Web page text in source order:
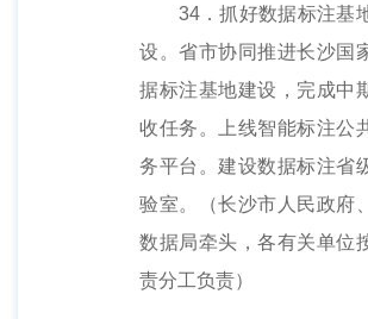
34．抓好数据标注基
设。省市协同推进长沙国
据标注基地建设，完成中
收任务。上线智能标注公
务平台。建设数据标注省
验室。（长沙市人民政府
数据局牵头，各有关单位
责分工负责）